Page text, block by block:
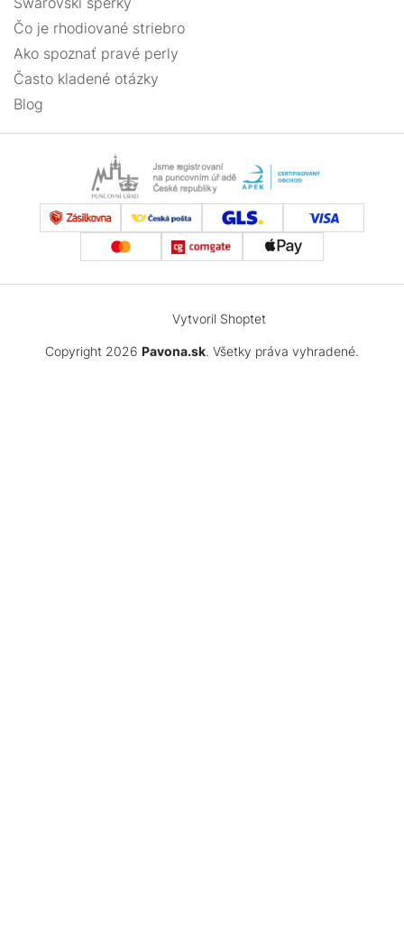
Čo je rhodiované striebro
Ako spoznať pravé perly
Často kladené otázky
Blog
Vytvoril Shoptet
Copyright 2026 Pavona.sk. Všetky práva vyhradené.